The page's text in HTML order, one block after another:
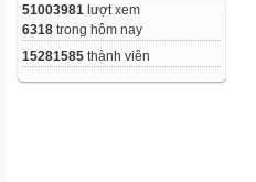
51003981 lượt xem
6318 trong hôm nay
15281585 thành viên